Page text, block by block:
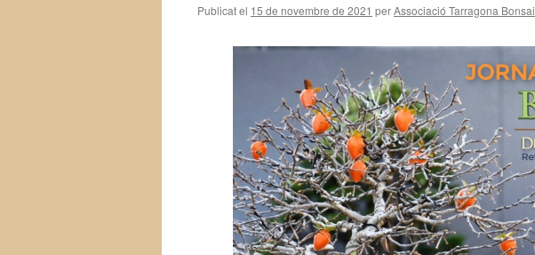
Publicat el 15 de novembre de 2021 perAssociació Tarragona Bonsai